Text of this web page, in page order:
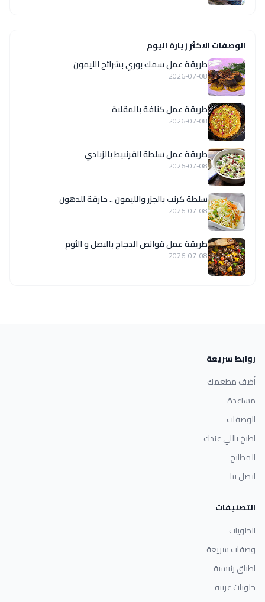
الوصفات الاكثر زيارة اليوم
طريقة عمل سمك بوري بشرائح الليمون
2026-07-08
طريقة عمل كنافة بالمقلاة
2026-07-08
طريقة عمل سلطة القرنبيط بالزبادي
2026-07-08
سلطة كرنب بالجزر والليمون .. حارقة للدهون
2026-07-08
طريقة عمل قوانص الدجاج بالبصل و الثوم
2026-07-08
روابط سريعة
أضف مطعمك
مساعدة
الوصفات
اطبخ باللي عندك
المطابخ
اتصل بنا
التصنيفات
الحلويات
وصفات سريعة
اطباق رئيسية
حلويات غربية